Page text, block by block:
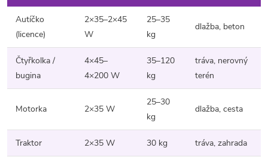
Autíčko
(licence)
2×35–2×45
W
25–35
kg
dlažba, beton
Čtyřkolka /
bugina
4×45–
4×200 W
35–120
kg
tráva, nerovný
terén
Motorka 2×35 W
25–30
kg
dlažba, cesta
Traktor 2×35 W 30 kg tráva, zahrada